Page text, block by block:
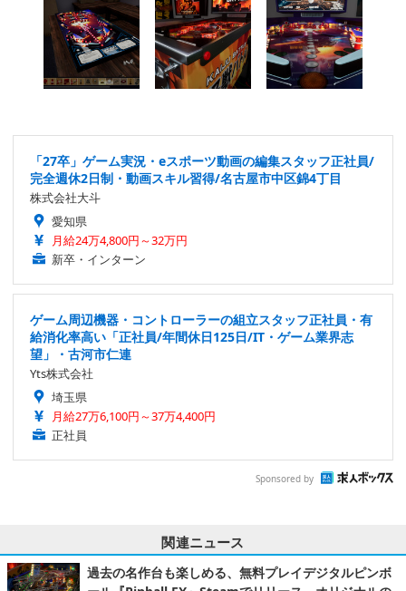
「27卒」ゲーム実況・eスポーツ動画の編集スタッフ正社員/
完全週休2日制・動画スキル習得/名古屋市中区錦4丁目
株式会社大斗
愛知県
月給24万4,800円～32万円
新卒・インターン
ゲーム周辺機器・コントローラーの組立スタッフ正社員・有
給消化率高い「正社員/年間休日125日/IT・ゲーム業界志
望」・古河市仁連
Yts株式会社
埼玉県
月給27万6,100円～37万4,400円
正社員
Sponsored by
関連ニュース
過去の名作台も楽しめる、無料プレイデジタルピンボ